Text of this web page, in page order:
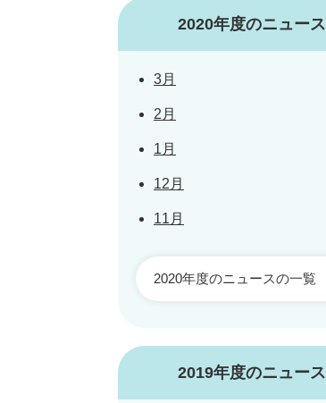
2020年度のニュース
3月
2月
1月
12月
11月
2020年度のニュースの一覧
2019年度のニュース